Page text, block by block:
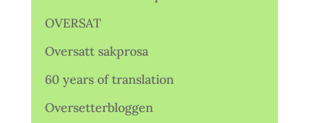
OVERSAT
Oversatt sakprosa
60 years of translation
Oversetterbloggen